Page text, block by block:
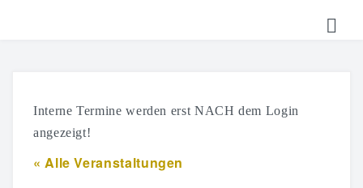
SHOP
KALENDER
Interne Termine werden erst NACH dem Login
angezeigt!
« Alle Veranstaltungen